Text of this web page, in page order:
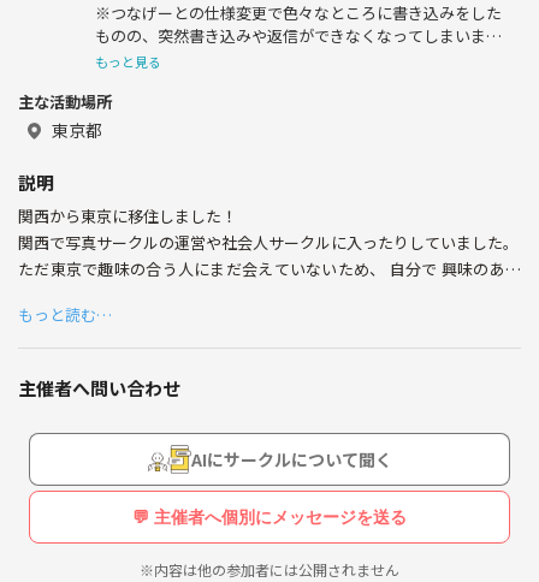
※つなげーとの仕様変更で色々なところに書き込みをした
ものの、突然書き込みや返信ができなくなってしまいまし
た 。もし本 サークルに興味があれば私のサークル登録を
ようです。
スの排除にも成功しました。
ただ東京で趣味の合う人にまだ会えていないため、 自分
登録しました！
・旅行→2024年はミャンマー、ロシア、シリア、イラン、
パキスタン、カタール、中国、エジプト、ヨルダン、UA
E、タイなどに行きました
・大食い→2024年、回転すし53皿。最高でわんこそば210
・写真は関西でも写真サークルを運営してました。最近
ポートレート 勉強中。海外での受賞歴（授賞式へ招聘さ
れた）もあり。
もっと見る
主な活動場所
東京都
説明
関西から東京に移住しました！
関西で写真サークルの運営や社会人サークルに入ったりしていました。
ただ東京で趣味の合う人にまだ会えていないため、 自分で 興味のある
・旅行→2024年はミャンマー、ロシア、シリア、イラン、パキスタン、
カタール、中国、エジプト、ヨルダン、UAE、タイなどに行きました
・大食い→2024年、回転すし53皿。最高でわんこそば210杯
・写真は関西でも写真サークルを運営してました。最近 ポートレート
勉強中。海外での受賞歴（授賞式へ招聘された）もあり。
もっと読む…
主催者へ問い合わせ
AIにサークルについて聞く
💬 主催者へ個別にメッセージを送る
※内容は他の参加者には公開されません